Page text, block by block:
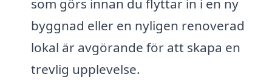
som görs innan du flyttar in i en ny
byggnad eller en nyligen renoverad
lokal är avgörande för att skapa en
trevlig upplevelse.